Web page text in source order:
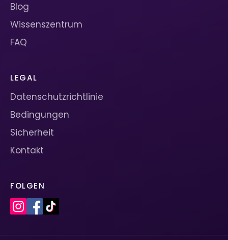
Blog
Wissenszentrum
FAQ
LEGAL
Datenschutzrichtlinie
Bedingungen
Sicherheit
Kontakt
FOLGEN